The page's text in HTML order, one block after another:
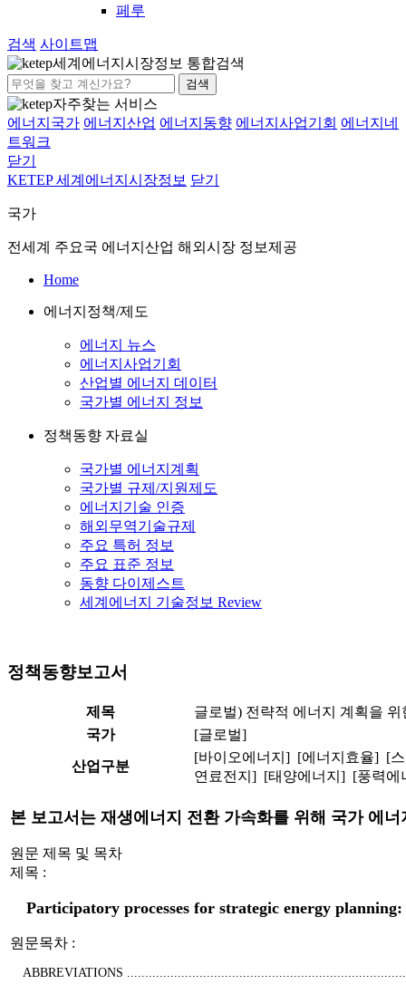
페루
검색 사이트맵
세계에너지시장정보 통합검색
검색
자주찾는 서비스
에너지국가 에너지산업 에너지동향 에너지사업기회 에너지네
트워크
닫기
KETEP 세계에너지시장정보 닫기
국가
전세계 주요국 에너지산업 해외시장 정보제공
Home
에너지정책/제도
에너지 뉴스
에너지사업기회
산업별 에너지 데이터
국가별 에너지 정보
정책동향 자료실
국가별 에너지계획
국가별 규제/지원제도
에너지기술 인증
해외무역기술규제
주요 특허 정보
주요 표준 정보
동향 다이제스트
세계에너지 기술정보 Review
정책동향보고서
제목
글로벌) 전략적 에너지 계획을
국가
[글로벌]
산업구분
[바이오에너지] [에너지효율] [
연료전지] [태양에너지] [풍력
본 보고서는 재생에너지 전환 가속화를 위해 국가 에
원문 제목 및 목차
제목 :
Participatory processes for strategic energy
원문목차 :
ABBREVIATIONS